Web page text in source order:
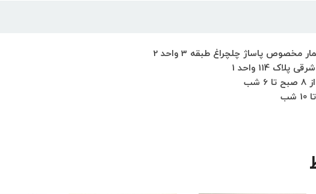
پاساژ چلچراغ طبقه 3 واحد 2